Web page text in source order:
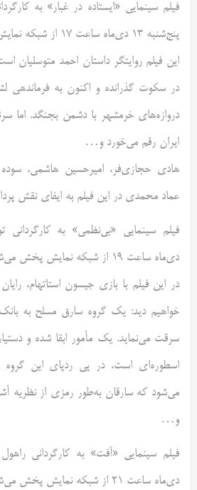
فیلم سینمایی «ایستاده در غبار» به
پنج‌شنبه 13 دی‌ماه ساعت 17 از شبکه نمایش پخش می‌شود.
این فیلم روایتگر داستان احمد متوسلیان
در سکوت گذرانده و اکنون به فرماندهی
دروازه‌های خرمشهر با دشمن بجنگد. اما
ایران رقم می‌خورد و…
هادی حجازی‌فر، امیرحسین هاشمی، سوده
عماد محمدی در این فیلم به ایفای نقش
دی‌ماه ساعت 19 از شبکه نمایش پخش می‌شود.
در این فیلم با بازی جیسون استاتهام،
خواهیم دید: یک گروه سارق مسلح به
سرقت می‌نماید. یک مأمور ابقا شده و
اسطوره‌ای است، در پی ردپای این گروه
می‌شود که سارقان به‌طور رمزی از نظریه
و…
دی‌ماه ساعت 21 از شبکه نمایش پخش می‌شود.